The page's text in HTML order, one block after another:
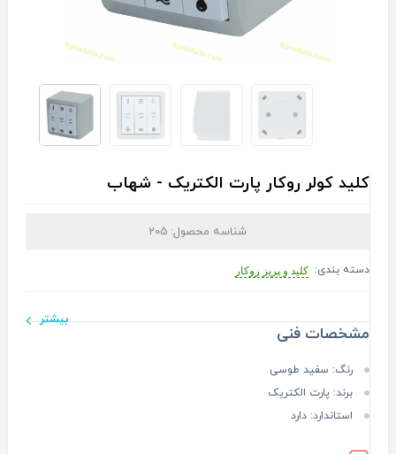
کلید کولر روکار پارت الکتریک - شهاب
شناسه محصول: 205
دسته بندی: کلید و پریز روکار
مشخصات فنی
بیشتر
رنگ: سفید طوسی
برند: پارت الکتریک
استاندارد: دارد